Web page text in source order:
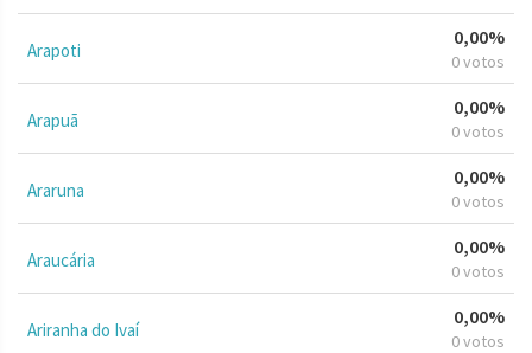
Arapoti
0,00%
0 votos
Arapuã
0,00%
0 votos
Araruna
0,00%
0 votos
Araucária
0,00%
0 votos
Ariranha do Ivaí
0,00%
0 votos